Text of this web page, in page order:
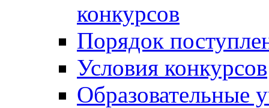
конкурсов
Порядок
Условия конкурсов
Образовательные